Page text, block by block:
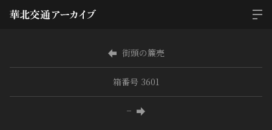
街頭の簾売
箱番号 3601
−